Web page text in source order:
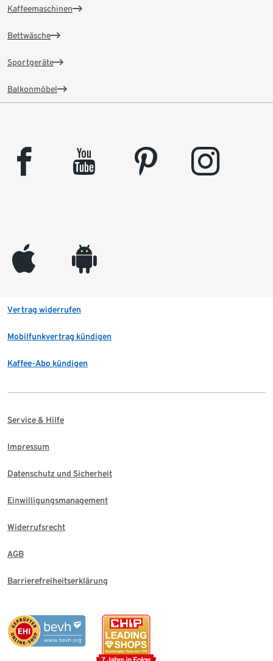
Kaffeemaschinen
Bettwäsche
Sportgeräte
Balkonmöbel
facebook youtube pinterest instagram
appleinc android
Vertrag widerrufen
Mobilfunkvertrag kündigen
Kaffee-Abo kündigen
Service & Hilfe
Impressum
Datenschutz und Sicherheit
Einwilligungsmanagement
Widerrufsrecht
AGB
Barrierefreiheitserklärung